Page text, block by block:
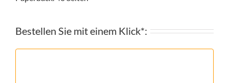
Bestellen Sie mit einem Klick*: